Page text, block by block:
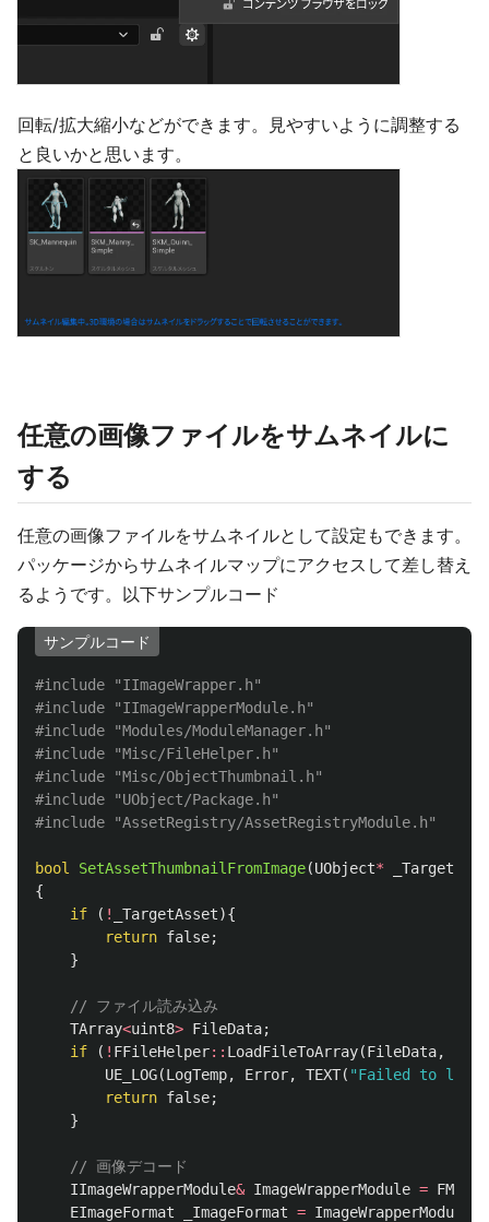
回転/拡大縮小などができます。見やすいように調整する
と良いかと思います。
任意の画像ファイルをサムネイルに
する
任意の画像ファイルをサムネイルとして設定もできます。
パッケージからサムネイルマップにアクセスして差し替え
るようです。以下サンプルコード
サンプルコード
#include
"IImageWrapper.h"
#include
"IImageWrapperModule.h"
#include
"Modules/ModuleManager.h"
#include
"Misc/FileHelper.h"
#include
"Misc/ObjectThumbnail.h"
#include
"UObject/Package.h"
#include
"AssetRegistry/AssetRegistryModule.h"
bool SetAssetThumbnailFromImage(UObject*
{
if
( ! _TargetAsset){
return false;
}
// ファイル読み込み
TArray<uint8> FileData;
if
( ! FFileHelper:: LoadFileToArray(FileData,
UE_LOG(LogTemp, Error, TEXT( "Failed to load
return false;
}
// 画像デコード
IImageWrapperModule& ImageWrapperModule =
EImageFormat
_ImageFormat = ImageWrapperModule